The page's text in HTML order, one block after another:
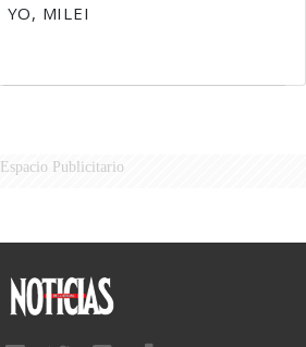
YO, MILEI
Espacio Publicitario